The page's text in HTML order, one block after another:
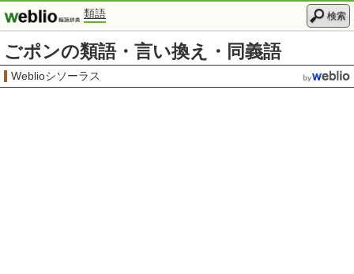
類語 検索
ごポンの類語・言い換え・同義語
Weblioシソーラス